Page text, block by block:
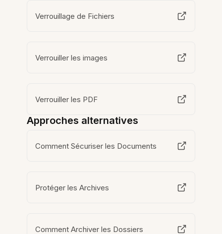
Verrouillage de Fichiers
Verrouiller les images
Verrouiller les PDF
Approches alternatives
Comment Sécuriser les Documents
Protéger les Archives
Comment Archiver les Dossiers